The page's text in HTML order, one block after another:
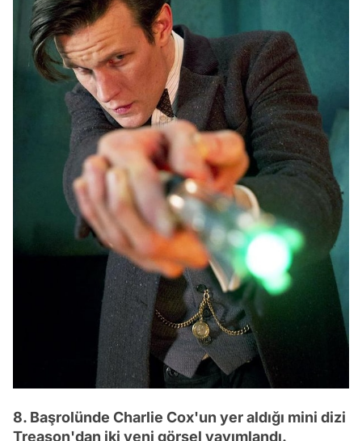
8. Başrolünde Charlie Cox'un yer aldığı mini dizi
Treason'dan iki yeni görsel yayımlandı.